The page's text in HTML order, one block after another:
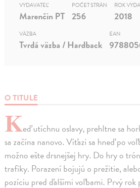
O TITULE
Keď utíchnu oslavy, prehltne sa
sa začína nanovo. Víťazi sa hneď po
možno ešte drsnejšej hry. Do hry o
trafiky. Porazení bojujú o prežitie,
pozíciu pred ďalšími voľbami. Prvý rok
VYDAVATEĽ
Marenčin PT
POČET STRÁN
256
ROK
2018
VÄZBA
Tvrdá väzba / Hardback
EAN